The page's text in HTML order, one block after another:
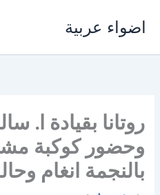
اضواء عربية
روتانا بقيادة ا.
وحضور كوكبة
بالنجمة انغام